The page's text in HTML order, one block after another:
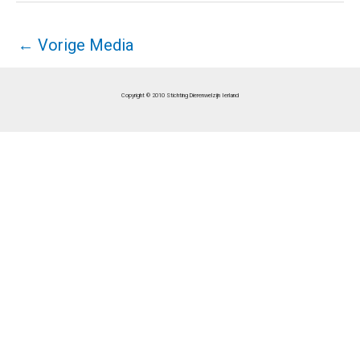
← Vorige Media
Copyright © 2010 Stichting Dierenwelzijn Ierland